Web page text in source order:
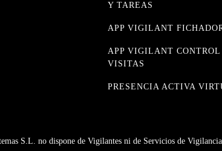
Y TAREAS
APP VIGILANT
APP VIGILANT CONTROL
VISITAS
PRESENCIA ACTIVA
S.L. no dispone de Vigilantes ni de Servicios de Vigilancia